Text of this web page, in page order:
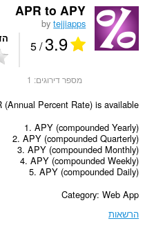
APR to APY
bytejjiapps
3.9
/ 5
מספר דירוגים: 1
Percent Rate) is available
1. APY (compounded Yearly)
2. APY (compounded Quarterly)
3. APY (compounded Monthly)
4. APY (compounded Weekly)
5. APY (compounded Daily)
Category: Web App
הרשאות